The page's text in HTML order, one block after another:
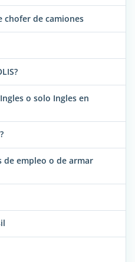
chofer de camiones
o solo Ingles en
de empleo o de armar